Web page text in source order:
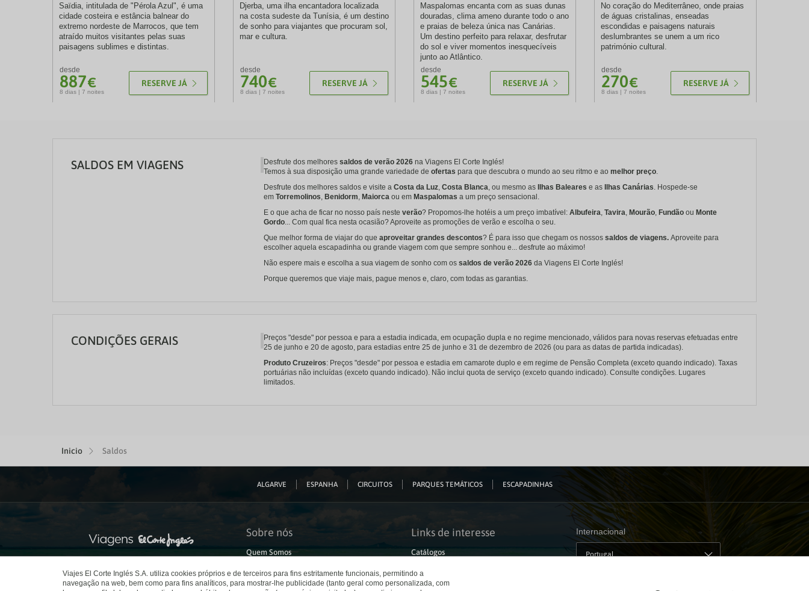
Inicio Saldos
Saïdia, intitulada de "Pérola Azul", é uma
cidade costeira e estância balnear do
extremo nordeste de Marrocos, que tem
atraído muitos visitantes pelas suas
paisagens sublimes e distintas.
desde
887€
8 dias | 7 noites
RESERVE JÁ
Djerba, uma ilha encantadora localizada
na costa sudeste da Tunísia, é um destino
de sonho para viajantes que procuram sol,
mar e cultura.
desde
740€
8 dias | 7 noites
RESERVE JÁ
Maspalomas encanta com as suas dunas
douradas, clima ameno durante todo o ano
e praias de beleza única nas Canárias.
Um destino perfeito para relaxar, desfrutar
do sol e viver momentos inesquecíveis
junto ao Atlântico.
desde
545€
8 dias | 7 noites
RESERVE JÁ
No coração do Mediterrâneo, onde praias
de águas cristalinas, enseadas
escondidas e paisagens naturais
deslumbrantes se unem a um rico
património cultural.
desde
270€
8 dias | 7 noites
RESERVE JÁ
SALDOS EM VIAGENS Desfrute dos melhores saldos de verão 2026 na Viagens El Corte Inglés!
Temos à sua disposição uma grande variedade de ofertas para que descubra o mundo ao seu ritmo e ao melhor preço.
Desfrute dos melhores saldos e visite a Costa da Luz, Costa Blanca, ou mesmo as Ilhas Baleares e as Ilhas Canárias. Hospede-se
em Torremolinos, Benidorm, Maiorca ou em Maspalomas a um preço sensacional.
E o que acha de ficar no nosso país neste verão? Propomos-lhe hotéis a um preço imbatível: Albufeira, Tavira, Mourão, Fundão ou Monte
Gordo... Com qual fica nesta ocasião? Aproveite as promoções de verão e escolha o seu.
Que melhor forma de viajar do que aproveitar grandes descontos? É para isso que chegam os nossos saldos de viagens. Aproveite para
escolher aquela escapadinha ou grande viagem com que sempre sonhou e... desfrute ao máximo!
Não espere mais e escolha a sua viagem de sonho com os saldos de verão 2026 da Viagens El Corte Inglés!
Porque queremos que viaje mais, pague menos e, claro, com todas as garantias.
CONDIÇÕES GERAIS
Preços "desde" por pessoa e para a estadia indicada, em ocupação dupla e no regime mencionado, válidos para novas reservas efetuadas entre
25 de junho e 20 de agosto, para estadias entre 25 de junho e 31 de dezembro de 2026 (ou para as datas de partida indicadas).
Produto Cruzeiros: Preços "desde" por pessoa e estadia em camarote duplo e em regime de Pensão Completa (exceto quando indicado). Taxas
portuárias não incluídas (exceto quando indicado). Não inclui quota de serviço (exceto quando indicado). Consulte condições. Lugares
limitados.
ALGARVE ESPANHA CIRCUITOS PARQUES TEMÁTICOS ESCAPADINHAS
Sobre nós
Quem Somos
Seguros de Viagem
Carreiras
Links de interesse
Catálogos
Condições Gerais
Política de privacidade
Internacional
Portugal
Viajes El Corte Inglés S.A. utiliza cookies próprios e de terceiros para fins estritamente funcionais, permitindo a
navegação na web, bem como para fins analíticos, para mostrar-lhe publicidade (tanto geral como personalizada, com